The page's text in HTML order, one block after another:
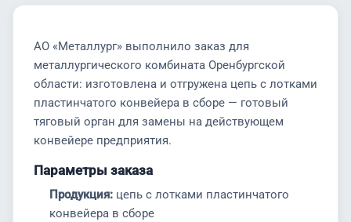
АО «Металлург» выполнило заказ для
металлургического комбината Оренбургской
области: изготовлена и отгружена цепь с лотками
пластинчатого конвейера в сборе — готовый
тяговый орган для замены на действующем
конвейере предприятия.
Параметры заказа
Продукция: цепь с лотками пластинчатого
конвейера в сборе